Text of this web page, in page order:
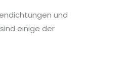
und
einige der